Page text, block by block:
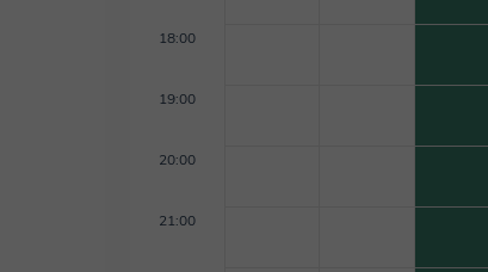
18:00
19:00
20:00
21:00